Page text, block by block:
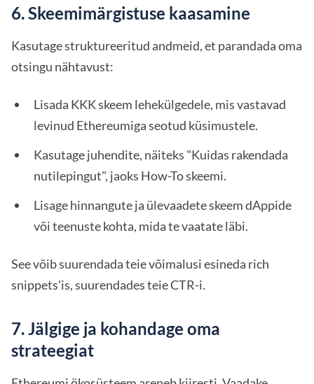
6. Skeemimärgistuse kaasamine
Kasutage struktureeritud andmeid, et parandada oma
otsingu nähtavust:
Lisada KKK skeem lehekülgedele, mis vastavad
levinud Ethereumiga seotud küsimustele.
Kasutage juhendite, näiteks "Kuidas rakendada
nutilepingut", jaoks How-To skeemi.
Lisage hinnangute ja ülevaadete skeem dAppide
või teenuste kohta, mida te vaatate läbi.
See võib suurendada teie võimalusi esineda rich
snippets'is, suurendades teie CTR-i.
7. Jälgige ja kohandage oma
strateegiat